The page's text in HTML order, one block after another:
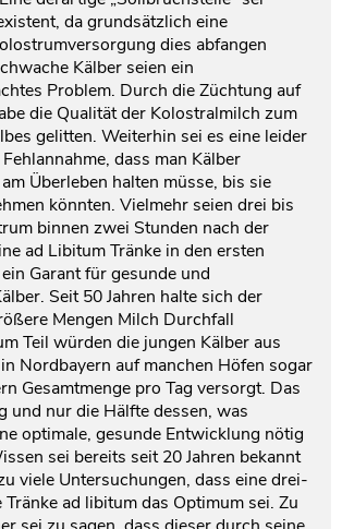
da grundsätzlich eine
dies abfangen
Kälber seien ein
Problem. Durch die Züchtung auf
die Qualität der Kolostralmilch zum
gelitten. Weiterhin sei es eine leider
dass man Kälber
Überleben halten müsse, bis sie
könnten. Vielmehr seien drei bis
binnen zwei Stunden nach der
ad Libitum Tränke in den ersten
Garant für gesunde und
Seit 50 Jahren halte sich der
Mengen Milch Durchfall
Teil würden die jungen Kälber aus
Nordbayern auf manchen Höfen sogar
Gesamtmenge pro Tag versorgt. Das
und nur die Hälfte dessen, was
optimale, gesunde Entwicklung nötig
sei bereits seit 20 Jahren bekannt
viele Untersuchungen, dass eine drei-
ad libitum das Optimum sei. Zu